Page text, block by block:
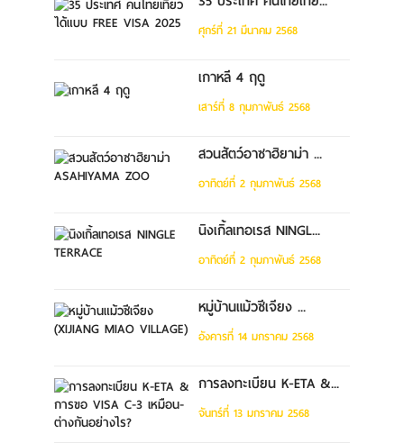
ศุกร์ที่ 21 มีนาคม 2568
เกาหลี 4 ฤดู
เสาร์ที่ 8 กุมภาพันธ์ 2568
สวนสัตว์อาซาฮิยาม่า ...
อาทิตย์ที่ 2 กุมภาพันธ์ 2568
นิงเกิ้ลเทอเรส NINGL...
อาทิตย์ที่ 2 กุมภาพันธ์ 2568
หมู่บ้านแม้วซีเจียง ...
อังคารที่ 14 มกราคม 2568
การลงทะเบียน K-ETA &...
จันทร์ที่ 13 มกราคม 2568